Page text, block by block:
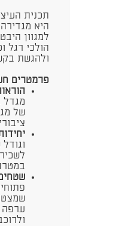
תכנית
היא
למגוון
הולכי רגל
ולהגשת
פרמטרים
של
ציבורי
ערפה